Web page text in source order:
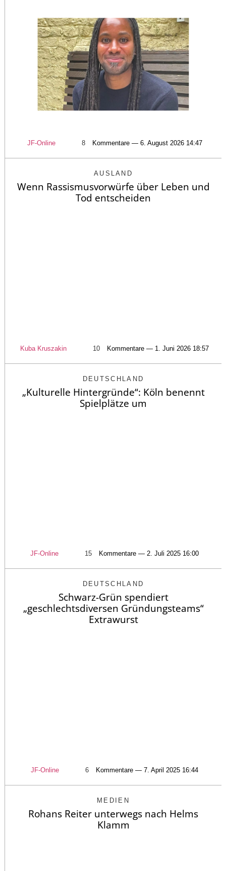
JF-Online 8 Kommentare — 6. August 2026 14:47
AUSLAND
Wenn Rassismusvorwürfe über Leben und
Tod entscheiden
Kuba Kruszakin 10 Kommentare — 1. Juni 2026 18:57
DEUTSCHLAND
„Kulturelle Hintergründe“: Köln benennt
Spielplätze um
JF-Online 15 Kommentare — 2. Juli 2025 16:00
DEUTSCHLAND
Schwarz-Grün spendiert
„geschlechtsdiversen Gründungsteams“
Extrawurst
JF-Online 6 Kommentare — 7. April 2025 16:44
MEDIEN
Rohans Reiter unterwegs nach Helms
Klamm